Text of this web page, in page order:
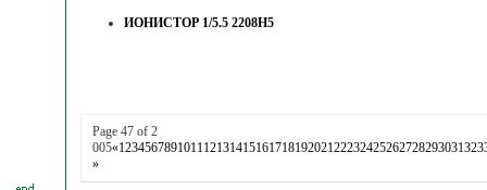
ИОНИСТОР 1/5.5 2208H5
Page 47 of 2
005«1234567891011121314151617181920212223242526272829303132
»